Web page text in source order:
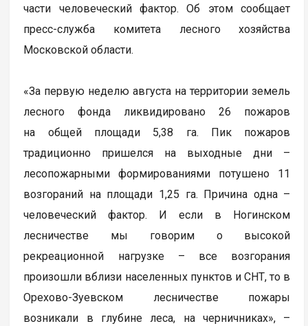
части человеческий фактор. Об этом сообщает
пресс-служба комитета лесного хозяйства
Московской области.
«За первую неделю августа на территории земель
лесного фонда ликвидировано 26 пожаров
на общей площади 5,38 га. Пик пожаров
традиционно пришелся на выходные дни –
лесопожарными формированиями потушено 11
возгораний на площади 1,25 га. Причина одна –
человеческий фактор. И если в Ногинском
лесничестве мы говорим о высокой
рекреационной нагрузке – все возгорания
произошли вблизи населенных пунктов и СНТ, то в
Орехово-Зуевском лесничестве пожары
возникали в глубине леса, на черничниках», –